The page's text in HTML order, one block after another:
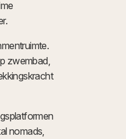
zwembad,
nomads,